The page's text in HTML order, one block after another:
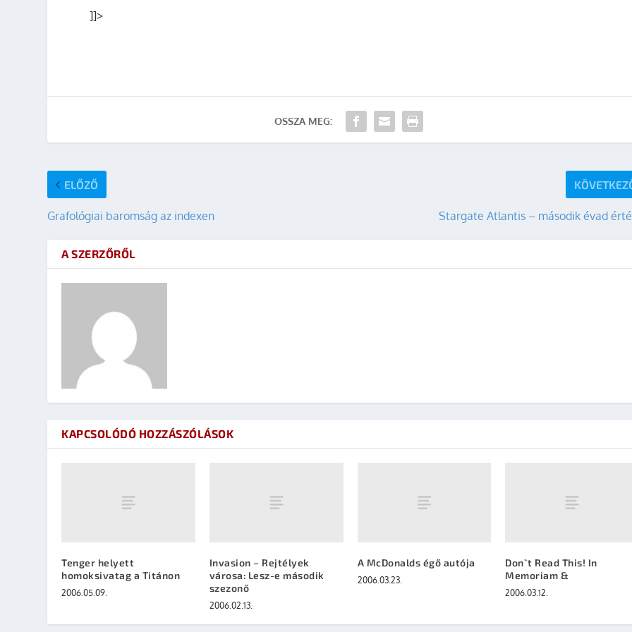
]]>
OSSZA MEG:
ELŐZŐ
Grafológiai baromság az indexen Stargate Atlantis – második évad
A SZERZŐRŐL
KAPCSOLÓDÓ HOZZÁSZÓLÁSOK
Tenger helyett
homoksivatag a Titánon
2006.05.09.
Invasion – Rejtélyek
városa: Lesz-e második
szezonő
2006.02.13.
A McDonalds égő autója
2006.03.23.
Don`t Read This! In
Memoriam &
2006.03.12.